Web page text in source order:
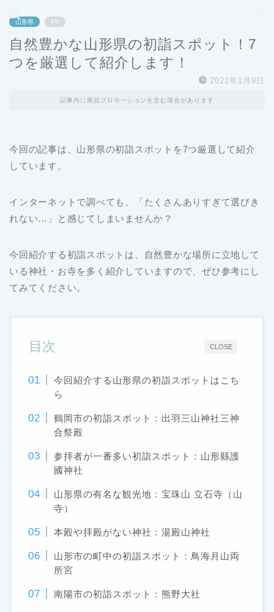
山形県 PR
自然豊かな山形県の初詣スポット！7
つを厳選して紹介します！
2021年1月9日
記事内に商品プロモーションを含む場合があります
今回の記事は、山形県の初詣スポットを7つ厳選して紹介
しています。
インターネットで調べても、「たくさんありすぎて選びき
れない…」と感じてしまいませんか？
今回紹介する初詣スポットは、自然豊かな場所に立地して
いる神社・お寺を多く紹介していますので、ぜひ参考にし
てみてください。
CLOSE
目次
今回紹介する山形県の初詣スポットはこち
ら
鶴岡市の初詣スポット：出羽三山神社三神
合祭殿
参拝者が一番多い初詣スポット：山形縣護
國神社
山形県の有名な観光地：宝珠山 立石寺（山
寺）
本殿や拝殿がない神社：湯殿山神社
山形市の町中の初詣スポット：鳥海月山両
所宮
南陽市の初詣スポット：熊野大社